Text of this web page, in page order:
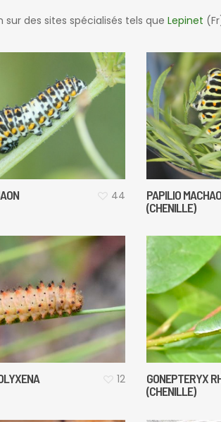
des sites spécialisés tels queLepinet
44
PAPILIO
(CHENILLE)
12
GONEPTERYX
(CHENILLE)